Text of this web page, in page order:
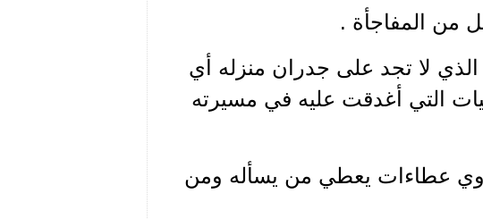
من المفاجأة .
لا تجد على جدران منزله أي
التي أغدقت عليه في مسيرته
عطاءات يعطي من يسأله ومن